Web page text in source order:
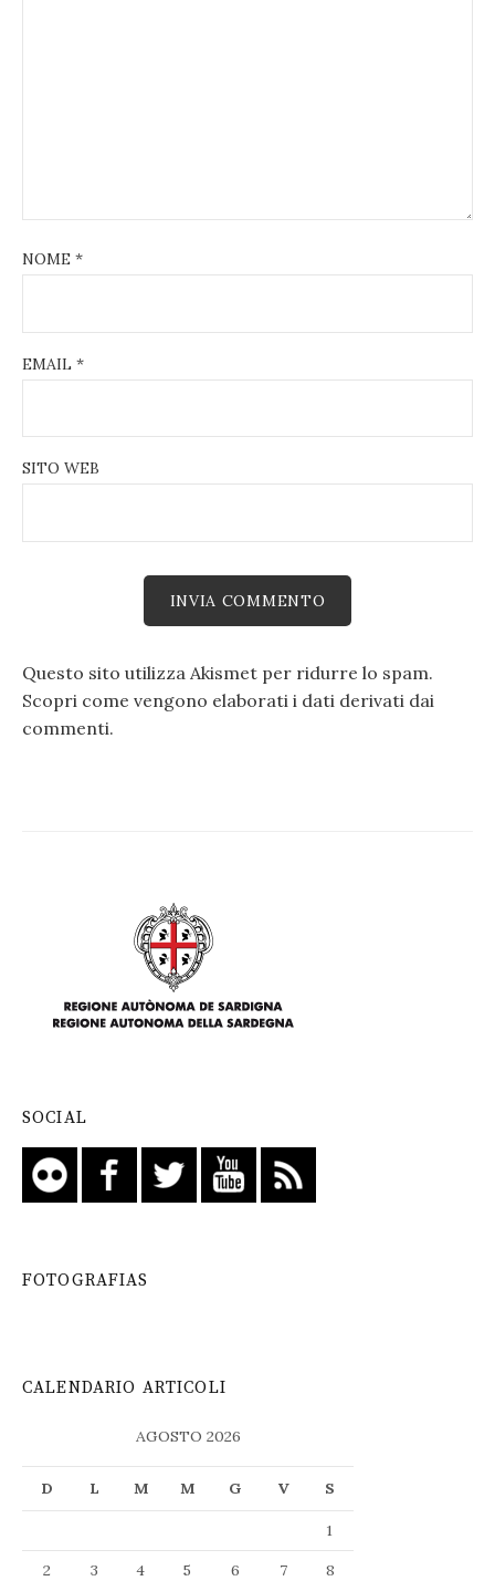
NOME *
EMAIL *
SITO WEB
Questo sito utilizza Akismet per ridurre lo spam.
Scopri come vengono elaborati i dati derivati dai
commenti.
SOCIAL
FOTOGRAFIAS
CALENDARIO ARTICOLI
AGOSTO 2026
D L M M G V S
1
2
3 4 5 6 7
8